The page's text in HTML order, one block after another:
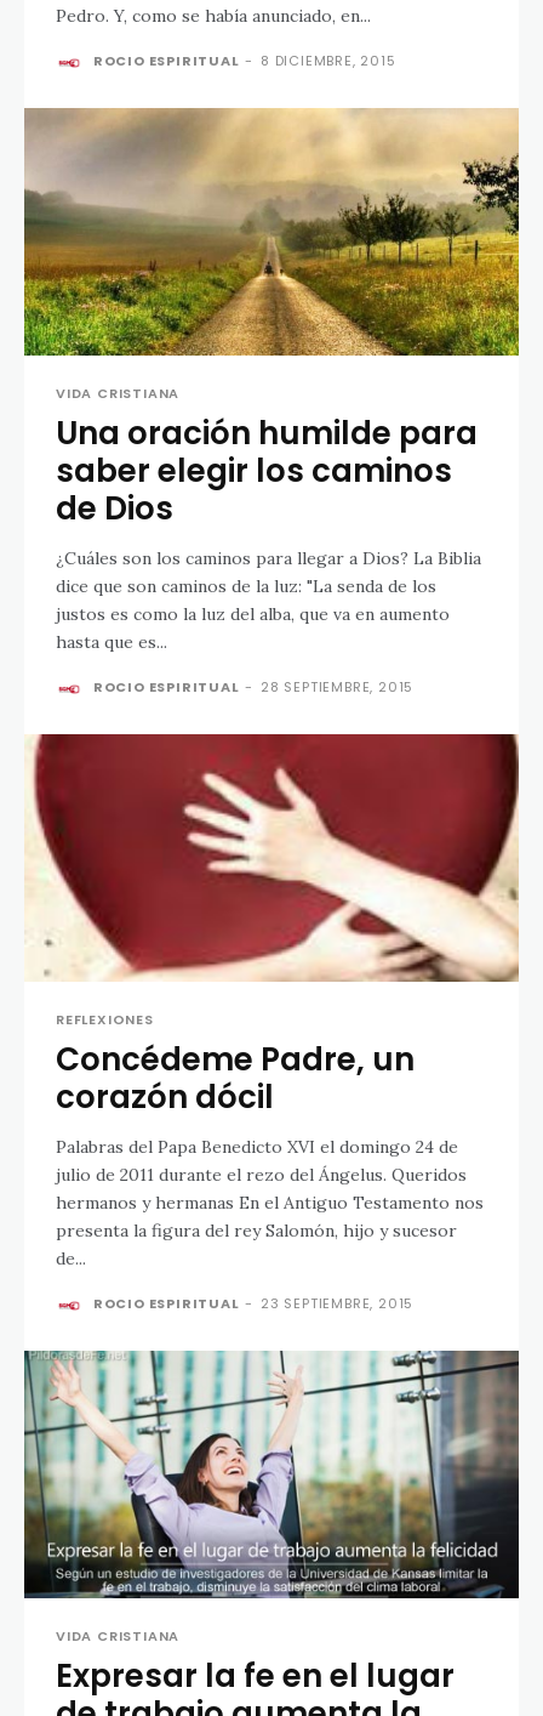
Pedro. Y, como se había anunciado, en...
ROCIO ESPIRITUAL - 8 DICIEMBRE, 2015
VIDA CRISTIANA
Una oración humilde para
saber elegir los caminos
de Dios
¿Cuáles son los caminos para llegar a Dios? La Biblia
dice que son caminos de la luz: "La senda de los
justos es como la luz del alba, que va en aumento
hasta que es...
ROCIO ESPIRITUAL - 28 SEPTIEMBRE, 2015
REFLEXIONES
Concédeme Padre, un
corazón dócil
Palabras del Papa Benedicto XVI el domingo 24 de
julio de 2011 durante el rezo del Ángelus. Queridos
hermanos y hermanas En el Antiguo Testamento nos
presenta la figura del rey Salomón, hijo y sucesor
de...
ROCIO ESPIRITUAL - 23 SEPTIEMBRE, 2015
VIDA CRISTIANA
Expresar la fe en el lugar